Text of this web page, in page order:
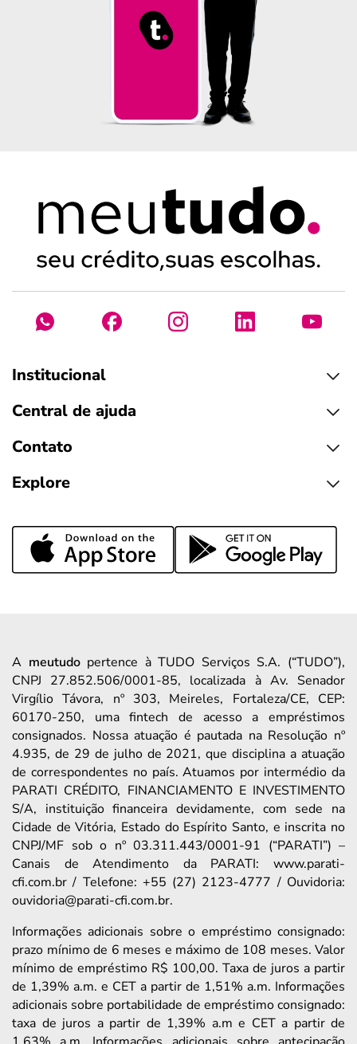
Institucional
Central de ajuda
Contato
Explore
A meutudopertence à TUDO Serviços S.A. (“TUDO”),
CNPJ 27.852.506/0001-85, localizada à Av. Senador
Virgílio Távora, nº 303, Meireles, Fortaleza/CE, CEP:
60170-250, uma fintech de acesso a empréstimos
consignados. Nossa atuação é pautada na Resolução nº
4.935, de 29 de julho de 2021, que disciplina a atuação
de correspondentes no país. Atuamos por intermédio da
PARATI CRÉDITO, FINANCIAMENTO E INVESTIMENTO
S/A, instituição financeira devidamente, com sede na
Cidade de Vitória, Estado do Espírito Santo, e inscrita no
CNPJ/MF sob o nº 03.311.443/0001-91 (“PARATI”) –
Canais de Atendimento da PARATI: www.parati-
cfi.com.br / Telefone: +55 (27) 2123-4777 / Ouvidoria:
ouvidoria@parati-cfi.com.br.
Informações adicionais sobre o empréstimo consignado:
prazo mínimo de 6 meses e máximo de 108 meses. Valor
mínimo de empréstimo R$ 100,00. Taxa de juros a partir
de 1,39% a.m. e CET a partir de 1,51% a.m. Informações
adicionais sobre portabilidade de empréstimo consignado:
taxa de juros a partir de 1,39% a.m e CET a partir de